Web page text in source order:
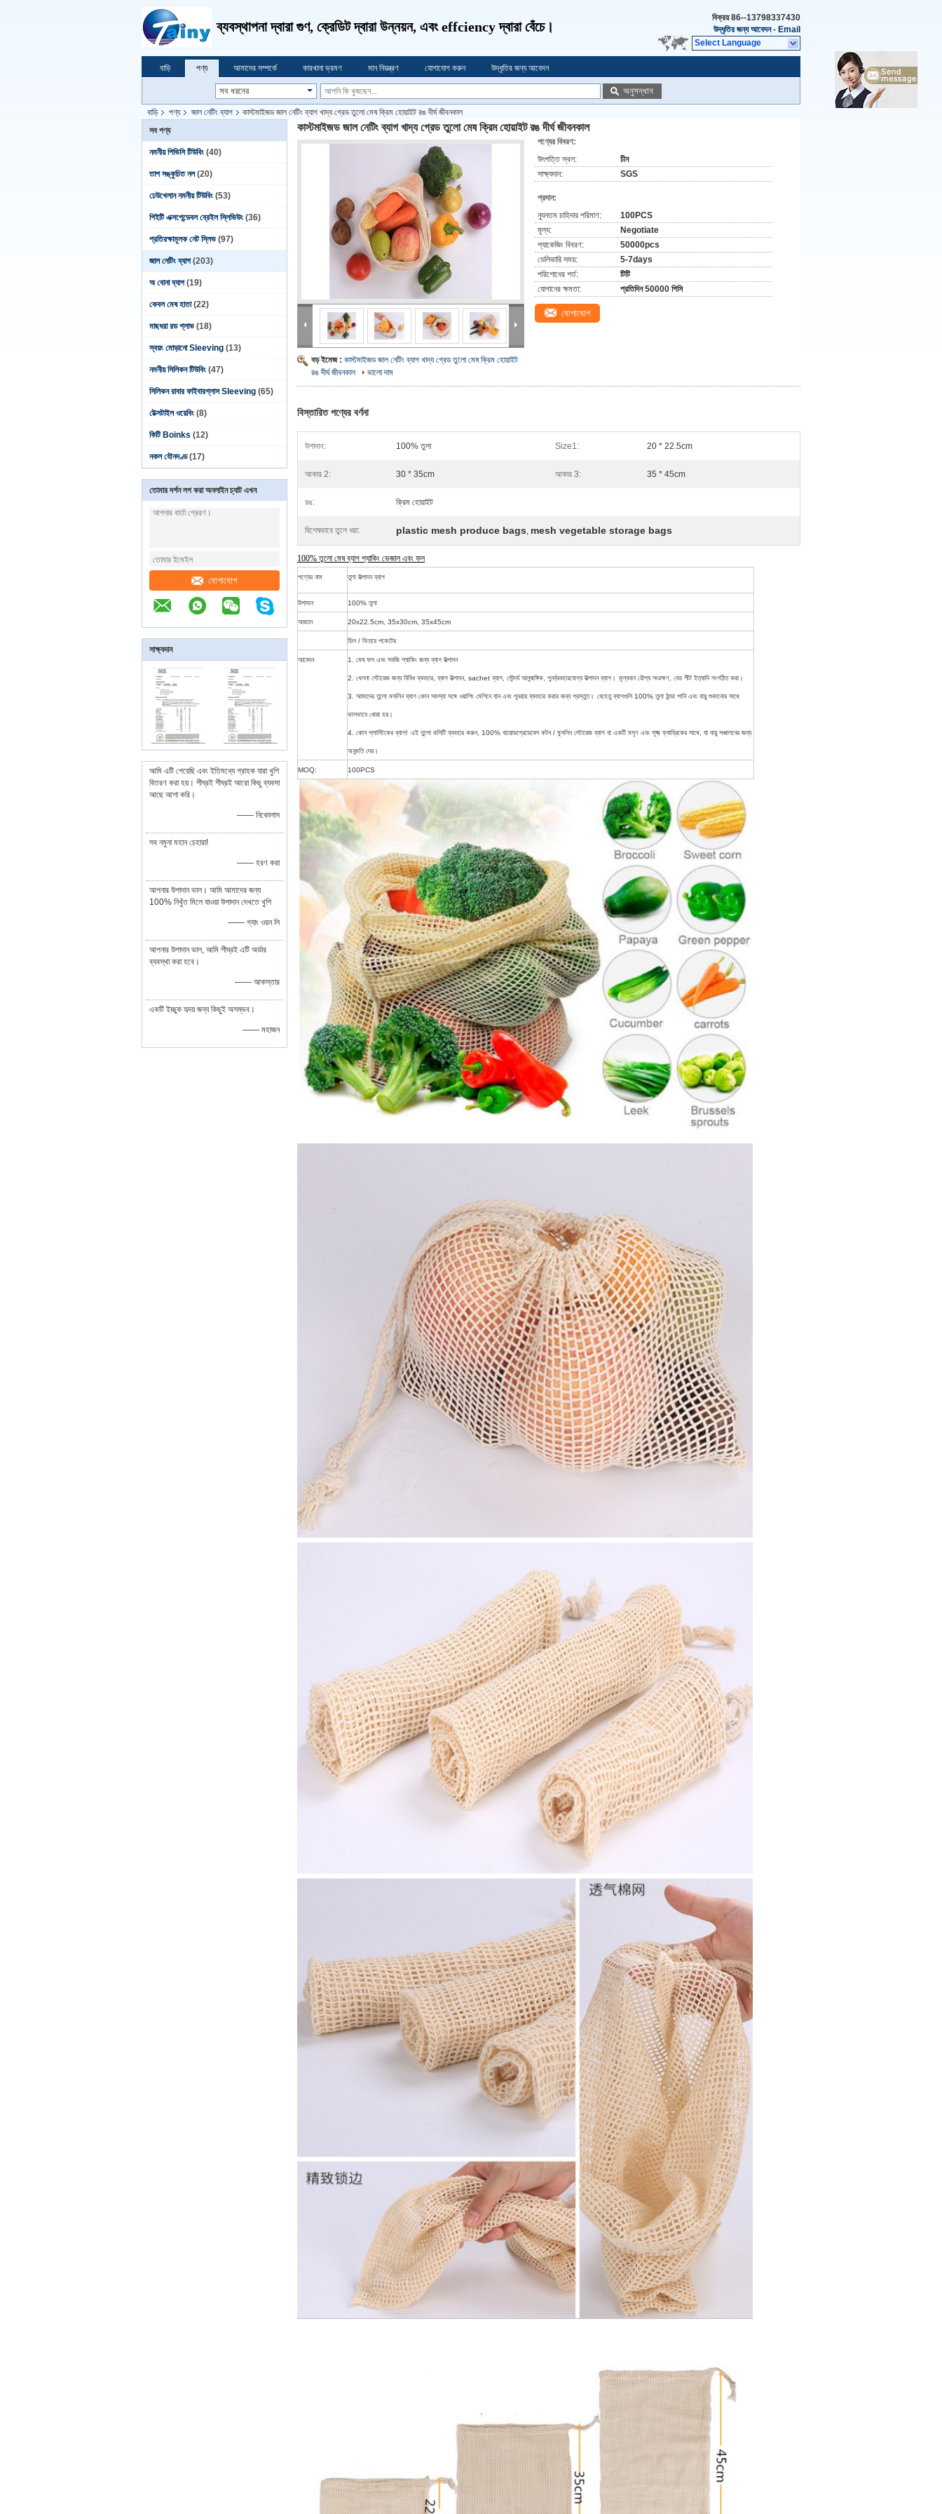
ব্যবস্থাপনা দ্বারা গুণ, ক্রেডিট দ্বারা উন্নয়ন, এবং effciency দ্বারা বেঁচে।
বিক্রয়86--13798337430
উদ্ধৃতির জন্য আবেদন- Email
Select Language
বাড়ি পণ্য আমাদের সম্পর্কে কারখানা ভ্রমণ মান নিয়ন্ত্রণ যোগাযোগ করুন উদ্ধৃতির জন্য আবেদন
অনুসন্ধান
বাড়ি পণ্য জাল নেটিং ব্যাগ
কাস্টমাইজড জাল নেটিং ব্যাগ খাদ্য গ্রেড তুলো মেষ ক্রিম হোয়াইট রঙ দীর্ঘ জীবনকাল
সব পণ্য
নমনীয় পিভিসি টিউবিং (40)
তাপ সঙ্কুচিত নল (20)
ঢেউখেলান নমনীয় টিউবিং (53)
পিইটি এক্সপেন্ডেবল ব্রেইল স্লিভিউং (36)
প্রতিরক্ষামূলক নেট স্লিভ (97)
জাল নেটিং ব্যাগ (203)
অ বোনা ব্যাগ (19)
কেবল মেষ হাতা (22)
মাছধরা রড গ্লাভ (18)
স্বয়ং মোড়ানো Sleeving (13)
নমনীয় সিলিকন টিউবিং (47)
সিলিকন রাবার ফাইবারগ্লাস Sleeving (65)
টেক্সটাইল ওয়েবিং (8)
কিটি Boinks (12)
নকল যৌনদণ্ড (17)
তোমার দর্শন লগ করা অনলাইন চ্যাট এখন
যোগাযোগ
সাক্ষ্যদান
আমি এটি পেয়েছি এবং ইতিমধ্যে গ্রাহক যারা খুশি
বিতরণ করা হয়। শীঘ্রই শীঘ্রই আরো কিছু ব্যবসা
আছে আশা করি।
—— নিকোলাস
সব নমুনা মহান চেহারা!
—— হরণ করা
আপনার উপাদান ভাল। আমি আমাদের জন্য
100% নিখুঁত মিলে যাওয়া উপাদান দেখতে খুশি
—— গ্যাং ওয়ন লি
আপনার উপাদান ভাল, আমি শীঘ্রই এটি অর্ডার
ব্যবস্থা করা হবে।
—— আকস্তার
একটি ইচ্ছুক হৃদয় জন্য কিছুই অসম্ভব।
—— মহাজন
কাস্টমাইজড জাল নেটিং ব্যাগ খাদ্য গ্রেড তুলো মেষ ক্রিম হোয়াইট রঙ দীর্ঘ জীবনকাল
বড় ইমেজ : কাস্টমাইজড জাল নেটিং ব্যাগ খাদ্য গ্রেড তুলো মেষ ক্রিম হোয়াইট
রঙ দীর্ঘ জীবনকাল
ভালো দাম
পণ্যের বিবরণ:
উৎপত্তি স্থল:
চীন
সাক্ষ্যদান:
SGS
প্রদান:
ন্যূনতম চাহিদার পরিমাণ:
100PCS
মূল্য:
Negotiate
প্যাকেজিং বিবরণ:
50000pcs
ডেলিভারি সময়:
5-7days
পরিশোধের শর্ত:
টিটি
যোগানের ক্ষমতা:
প্রতিদিন 50000 পিসি
যোগাযোগ
বিস্তারিত পণ্যের বর্ণনা
উপাদান: 100% তুলা Size1: 20 * 22.5cm
আকার 2: 30 * 35cm আকার 3: 35 * 45cm
রঙ: ক্রিম হোয়াইট
বিশেষভাবে তুলে ধরা: plastic mesh produce bags, mesh vegetable storage bags
100% তুলো মেষ ব্যাগ প্যাকিং ভেজাল এবং ফল
পণ্যের নাম তুলা উত্পাদন ব্যাগ
উপাদান 100% তুলা
আয়তন 20x22.5cm, 35x30cm, 35x45cm
ডিল / ভিতরে পকেটের
আবেদন 1. মেষ ফল এবং সবজি প্যাকিং জন্য ব্যাগ উত্পাদন
2. খেলনা স্টোরেজ জন্য বিবিধ ব্যবহার, ব্যাগ উত্পাদন, sachet ব্যাগ, সৌন্দর্য আনুষাঙ্গিক, পুনর্ব্যবহারযোগ্য উত্পাদন ব্যাগ। মূল্যবান রৌপ্য সংরক্ষণ, বেড শীট ইত্যাদি সংগঠিত করা।
3. আমাদের তুলো মসলিন ব্যাগ কোন সমস্যা সঙ্গে ওয়াশিং মেশিনে যান এবং পুনরায় ব্যবহার করার জন্য প্রস্তুত। যেহেতু ব্যাগগুলি 100% তুলা ঠান্ডা পানি এবং বায়ু শুকানোর সাথে
ভালভাবে ধোয়া হয়।
4. কোন প্লাস্টিকের ব্যাগ! এই তুলো থলিটি ব্যবহার করুন, 100% বায়োডগ্রেডেবেল কটন / মুসলিন স্টোরেজ ব্যাগ যা একটি মসৃণ এবং সূক্ষ্ম ফ্যাব্রিকের সাথে, যা বায়ু সঞ্চালনের জন্য
অনুমতি দেয়।
MOQ: 100PCS